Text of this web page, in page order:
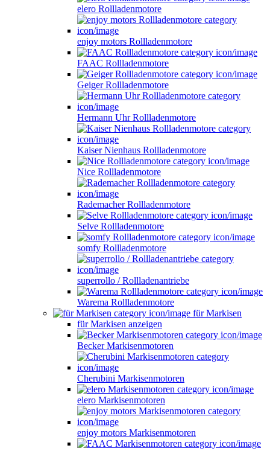
elero Rollladenmotore
enjoy motors Rollladenmotore
FAAC Rollladenmotore
Geiger Rollladenmotore
Hermann Uhr Rollladenmotore
Kaiser Nienhaus Rollladenmotore
Nice Rollladenmotore
Rademacher Rollladenmotore
Selve Rollladenmotore
somfy Rollladenmotore
superrollo / Rollladenantriebe
Warema Rollladenmotore
für Markisen
für Markisen anzeigen
Becker Markisenmotoren
Cherubini Markisenmotoren
elero Markisenmotoren
enjoy motors Markisenmotoren